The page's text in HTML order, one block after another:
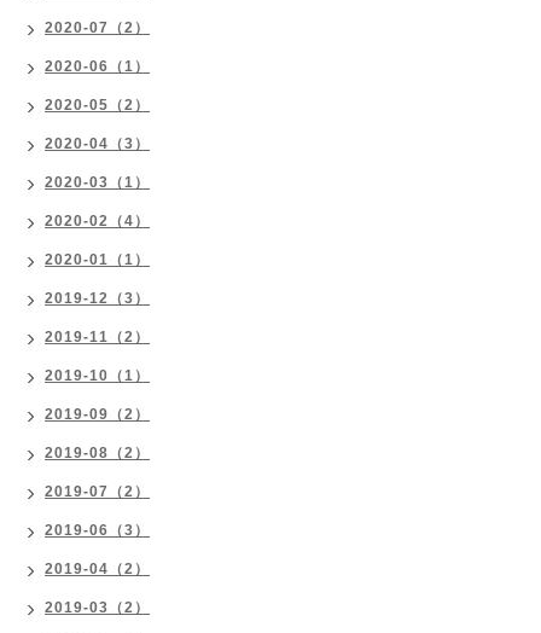
2020-07（2）
2020-06（1）
2020-05（2）
2020-04（3）
2020-03（1）
2020-02（4）
2020-01（1）
2019-12（3）
2019-11（2）
2019-10（1）
2019-09（2）
2019-08（2）
2019-07（2）
2019-06（3）
2019-04（2）
2019-03（2）